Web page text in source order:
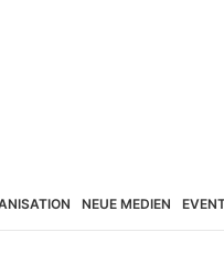
NEUE MEDIEN